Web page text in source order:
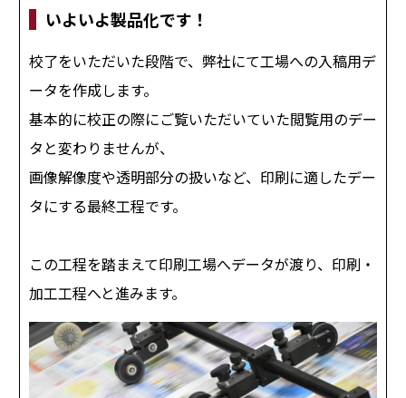
いよいよ製品化です！
校了をいただいた段階で、弊社にて工場への入稿用デ
ータを作成します。
基本的に校正の際にご覧いただいていた閲覧用のデー
タと変わりませんが、
画像解像度や透明部分の扱いなど、印刷に適したデー
タにする最終工程です。
この工程を踏まえて印刷工場へデータが渡り、印刷・
加工工程へと進みます。